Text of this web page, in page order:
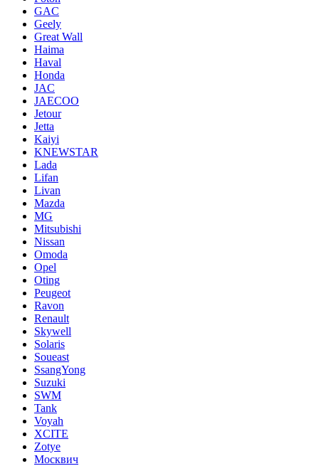
GAC
Geely
Great Wall
Haima
Haval
Honda
JAC
JAECOO
Jetour
Jetta
Kaiyi
KNEWSTAR
Lada
Lifan
Livan
Mazda
MG
Mitsubishi
Nissan
Omoda
Opel
Oting
Peugeot
Ravon
Renault
Skywell
Solaris
Soueast
SsangYong
Suzuki
SWM
Tank
Voyah
XCITE
Zotye
Москвич